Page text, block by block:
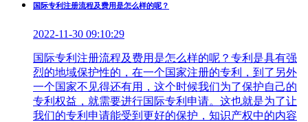
国际专利注册流程及费用是怎么样的呢？
2022-11-30 09:10:29
国际专利注册流程及费用是怎么样的呢？专利是具有强
烈的地域保护性的，在一个国家注册的专利，到了另外
一个国家不见得还有用，这个时候我们为了保护自己的
专利权益，就需要进行国际专利申请。这也就是为了让
我们的专利申请能受到更好的保护，知识产权中的内容